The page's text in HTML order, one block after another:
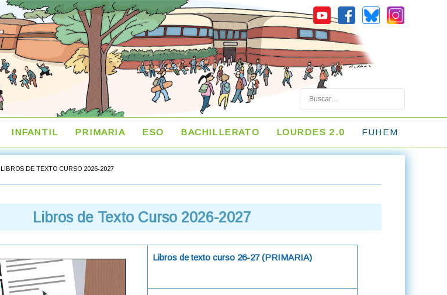
Buscar
INFANTIL PRIMARIA ESO BACHILLERATO LOURDES 2.0 FUHEM
LIBROS DE TEXTO CURSO 2026-2027
Libros de Texto Curso 2026-2027
Libros de texto curso 26-27 (PRIMARIA)